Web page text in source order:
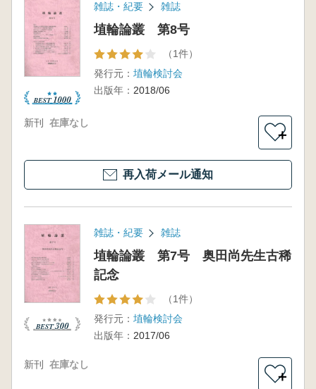
雑誌・紀要 雑誌
埴輪論叢 第8号
（1件）
発行元： 埴輪検討会
出版年： 2018/06
新刊 在庫なし
＋
再入荷メール通知
雑誌・紀要 雑誌
埴輪論叢 第7号 奥田尚先生古稀
記念
（1件）
発行元： 埴輪検討会
出版年： 2017/06
新刊 在庫なし
＋